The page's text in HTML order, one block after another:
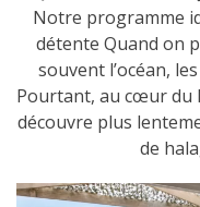
Notre programme
détente Quand on
souvent l’océan,
Pourtant, au cœur du
découvre plus
de